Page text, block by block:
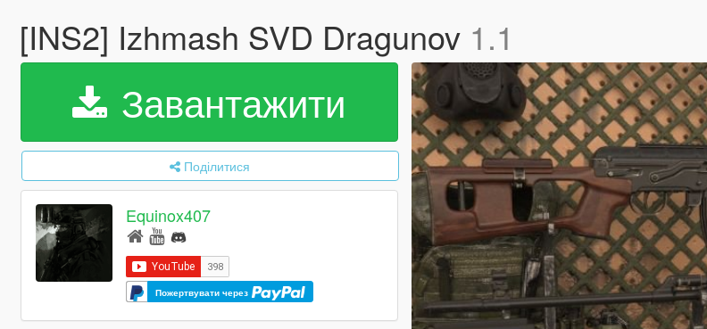
[INS2] Izhmash SVD Dragunov 1.1
Завантажити
Поділитися
Equinox407
Пожертвувати через